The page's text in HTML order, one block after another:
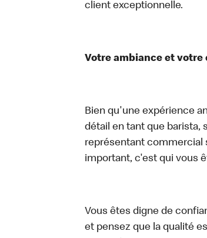
client exceptionnelle.
Votre ambiance et votre
Bien qu'une expérience
détail en tant que barista,
représentant commercial
important, c'est qui vous
Vous êtes digne de
et pensez que la qualité